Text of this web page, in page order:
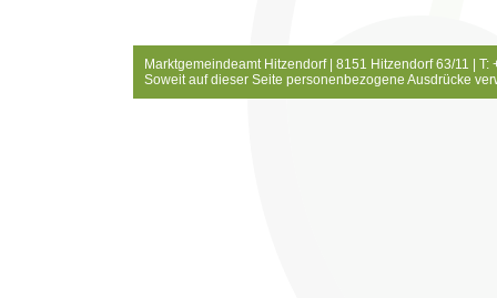
Marktgemeindeamt Hitzendorf | 8151 Hitzendorf 63/11 |
Soweit auf dieser Seite personenbezogene Ausdrücke